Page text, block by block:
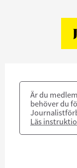
Är du
behöver du
Läs